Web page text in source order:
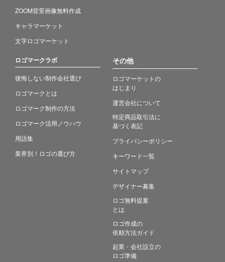
ZOOM背景画像無料作成
キャラマーケット
文字ロゴマーケット
ロゴマークラボ
後悔しない制作会社選び
ロゴマークとは
ロゴマーク制作の方法
ロゴマーク活用ノウハウ
用語集
業界別！ロゴの選び方
その他
ロゴマーケットの
はじまり
運営会社について
特定商品取引法に
基づく表記
プライバシーポリシー
キーワード一覧
サイトマップ
デザイナー募集
ロゴ無料提案
とは
ロゴ作成の
依頼方法ガイド
起業・会社設立の
ロゴ準備